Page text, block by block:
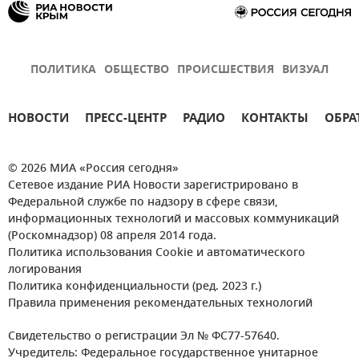
ПОЛИТИКА ОБЩЕСТВО ПРОИСШЕСТВИЯ ВИЗУАЛ
НОВОСТИ ПРЕСС-ЦЕНТР РАДИО КОНТАКТЫ
© 2026 МИА «Россия сегодня»
Сетевое издание РИА Новости зарегистрировано в
Федеральной службе по надзору в сфере связи,
информационных технологий и массовых коммуникаций
(Роскомнадзор) 08 апреля 2014 года.
Политика использования Cookie и автоматического
логирования
Политика конфиденциальности (ред. 2023 г.)
Правила применения рекомендательных технологий
Свидетельство о регистрации Эл № ФС77-57640.
Учредитель: Федеральное государственное унитарное